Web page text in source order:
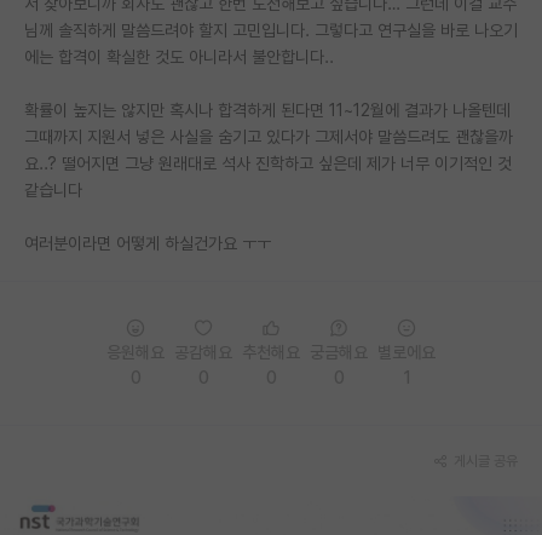
인문사회 계열 게시판
반도체/AI 게시판
장학금/장학생 게시판
학술 정보 게시판
재팬라운지 🌸
님께 솔직하게 말씀드려야 할지 고민입니다. 그렇다고 연구실을 바로 나오기
에는 합격이 확실한 것도 아니라서 불안합니다..
확률이 높지는 않지만 혹시나 합격하게 된다면 11~12월에 결과가 나올텐데
그때까지 지원서 넣은 사실을 숨기고 있다가 그제서야 말씀드려도 괜찮을까
요..? 떨어지면 그냥 원래대로 석사 진학하고 싶은데 제가 너무 이기적인 것
같습니다
여러분이라면 어떻게 하실건가요 ㅜㅜ